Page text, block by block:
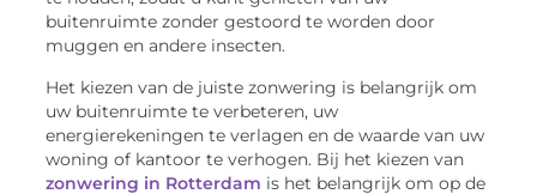
buitenruimte zonder gestoord te worden door
muggen en andere insecten.
Het kiezen van de juiste zonwering is belangrijk om
uw buitenruimte te verbeteren, uw
energierekeningen te verlagen en de waarde van uw
woning of kantoor te verhogen. Bij het kiezen van
zonwering in Rotterdam is het belangrijk om op de